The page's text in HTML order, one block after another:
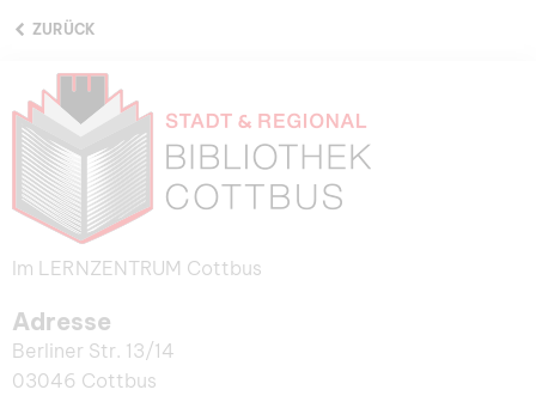
ZURÜCK
Im LERNZENTRUM Cottbus
Adresse
Berliner Str. 13/14
03046 Cottbus